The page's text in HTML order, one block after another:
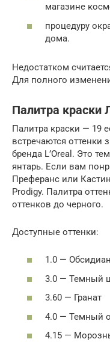
магазине
процедуру
дома.
Недостатком
Для полного
Палитра
Палитра краски — 19
встречаются оттенки
бренда L’Oreal. Это
янтарь. Если вам
Преферанс или
Prodigy. Палитра
оттенков до черного.
Доступные оттенки:
1.0 — Обсидиан
3.0 — Темный
3.60 — Гранат
4.0 — Темный
4.15 —